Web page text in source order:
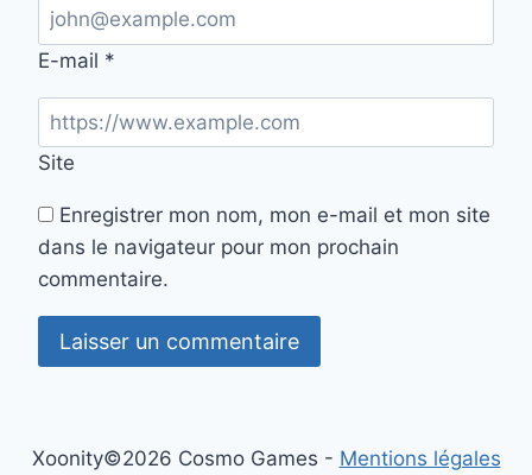
E-mail *
Site
Enregistrer mon nom, mon e-mail et mon site
dans le navigateur pour mon prochain
commentaire.
Xoonity©2026 Cosmo Games - Mentions légales